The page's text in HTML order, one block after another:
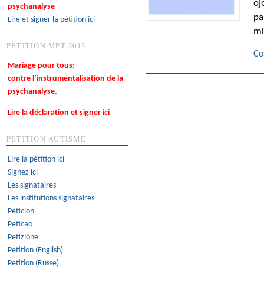
psychanalyse
Lire et signer la pétition ici
PETITION MPT 2013
Mariage pour tous:
contre l’instrumentalisation de la
psychanalyse.
Lire la déclaration et signer ici
PETITION AUTISME
Lire la pétition ici
Signez ici
Les signataires
Les institutions signataires
Péticion
Peticao
Petizione
Petition (English)
Petition (Russe)